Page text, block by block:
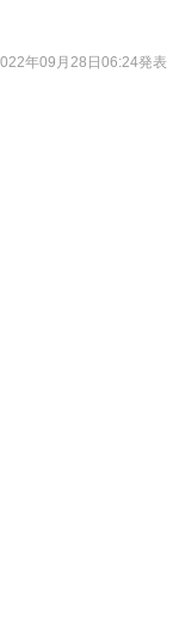
年09月28日06:24発表